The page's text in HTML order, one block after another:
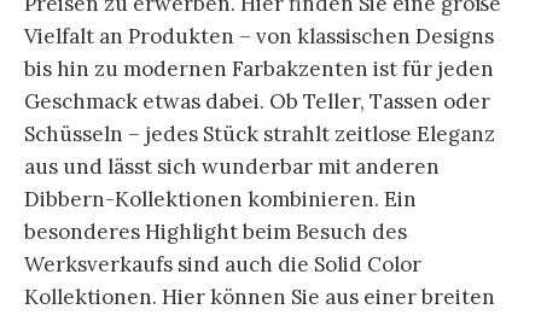
Vielfalt an Produkten – von klassischen Designs
bis hin zu modernen Farbakzenten ist für jeden
Geschmack etwas dabei. Ob Teller, Tassen oder
Schüsseln – jedes Stück strahlt zeitlose Eleganz
aus und lässt sich wunderbar mit anderen
Dibbern-Kollektionen kombinieren. Ein
besonderes Highlight beim Besuch des
Werksverkaufs sind auch die Solid Color
Kollektionen. Hier können Sie aus einer breiten